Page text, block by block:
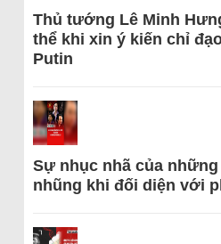
Thủ tướng Lê Minh
thể khi xin ý kiến chỉ
Putin
Sự nhục nhã của
nhũng khi đối diện với